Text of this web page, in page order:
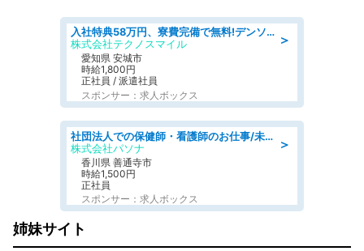
＞
入社特典58万円、寮費完備で無料!デンソーで働こう!自動車工場で小型部品の検査業務 denso aichi
株式会社テクノスマイル
愛知県 安城市
時給1,800円
正社員 / 派遣社員
スポンサー：求人ボックス
＞
社団法人での保健師・看護師のお仕事/未経験OK/要資格:普通免許、保健師、正看護師
株式会社パソナ
香川県 善通寺市
時給1,500円
正社員
スポンサー：求人ボックス
姉妹サイト